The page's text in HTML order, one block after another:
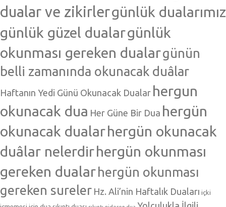
dualar ve zikirlergünlük dualarımız
günlük güzel dualargünlük
okunması gereken dualargünün
belli zamanında okunacak duâlar
Haftanın Yedi Günü Okunacak Dualar hergun
okunacak dua Her Güne Bir Dua hergün
okunacak dualarhergün okunacak
duâlar nelerdirhergün okunması
gereken dualar hergün okunması
gereken sureler Hz. Ali’nin Haftalık Duaları içki